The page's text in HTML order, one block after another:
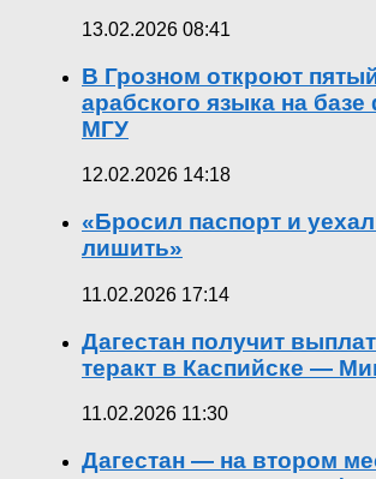
13.02.2026 08:41
В Грозном откроют
арабского языка на
МГУ
12.02.2026 14:18
«Бросил паспорт и
лишить»
11.02.2026 17:14
Дагестан получит
теракт в Каспийске —
11.02.2026 11:30
Дагестан — на втором